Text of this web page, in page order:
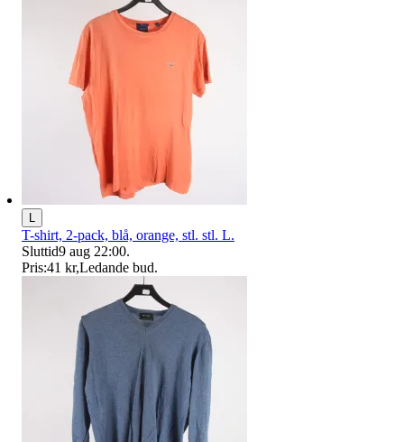
L
T-shirt, 2-pack, blå, orange, stl. stl. L.
Sluttid9 aug 22:00.
Pris:41 kr,Ledande bud.